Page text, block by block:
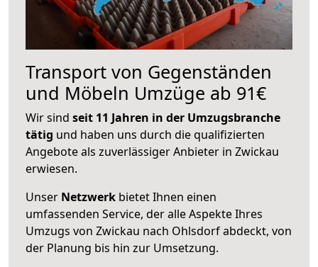
Transport von Gegenständen
und Möbeln Umzüge ab 91€
Wir sind seit 11 Jahren in der Umzugsbranche
tätig und haben uns durch die qualifizierten
Angebote als zuverlässiger Anbieter in Zwickau
erwiesen.
Unser Netzwerk bietet Ihnen einen
umfassenden Service, der alle Aspekte Ihres
Umzugs von Zwickau nach Ohlsdorf abdeckt, von
der Planung bis hin zur Umsetzung.